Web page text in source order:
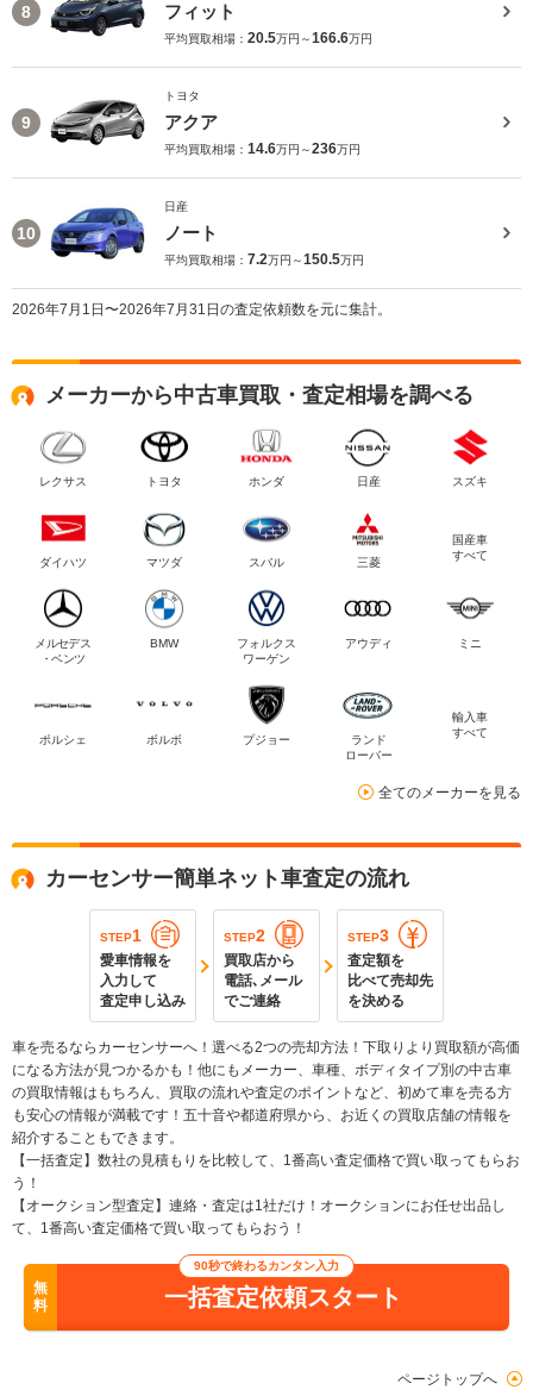
8 フィット
平均買取相場： 20.5万円～166.6万円
9
トヨタ
アクア
平均買取相場： 14.6万円～236万円
10
日産
ノート
平均買取相場： 7.2万円～150.5万円
2026年7月1日〜2026年7月31日の査定依頼数を元に集計。
メーカーから中古車買取・査定相場を調べる
レクサス トヨタ ホンダ 日産 スズキ
ダイハツ マツダ スバル 三菱
国産車
すべて
メルセデス
・ベンツ
BMW
フォルクス
ワーゲン
アウディ ミニ
ポルシェ ボルボ プジョー
ランド
ローバー
輸入車
すべて
全てのメーカーを見る
カーセンサー簡単ネット車査定の流れ
STEP1
愛車情報を
入力して
査定申し込み
STEP2
買取店から
電話､メール
でご連絡
STEP3
査定額を
比べて売却先
を決める
車を売るならカーセンサーへ！選べる2つの売却方法！下取りより買取額が高価
になる方法が見つかるかも！他にもメーカー、車種、ボディタイプ別の中古車
の買取情報はもちろん、買取の流れや査定のポイントなど、初めて車を売る方
も安心の情報が満載です！五十音や都道府県から、お近くの買取店舗の情報を
紹介することもできます。
【一括査定】数社の見積もりを比較して、1番高い査定価格で買い取ってもらお
う！
【オークション型査定】連絡・査定は1社だけ！オークションにお任せ出品し
て、1番高い査定価格で買い取ってもらおう！
無
料
90秒で終わるカンタン入力
一括査定依頼スタート
ページトップへ